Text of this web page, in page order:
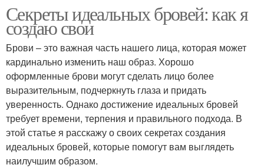
Магазинные средства Народные средства
Аптечные средства Плохой рост
Популярные средства Влияние на рост
Секреты идеальных бровей: как я
создаю свои
Брови – это важная часть нашего лица, которая может
кардинально изменить наш образ. Хорошо
оформленные брови могут сделать лицо более
выразительным, подчеркнуть глаза и придать
уверенность. Однако достижение идеальных бровей
требует времени, терпения и правильного подхода. В
этой статье я расскажу о своих секретах создания
идеальных бровей, которые помогут вам выглядеть
наилучшим образом.